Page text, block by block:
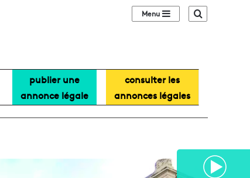
Sidebar (barre
publier une
annonce légale
consulter les
annonces légales